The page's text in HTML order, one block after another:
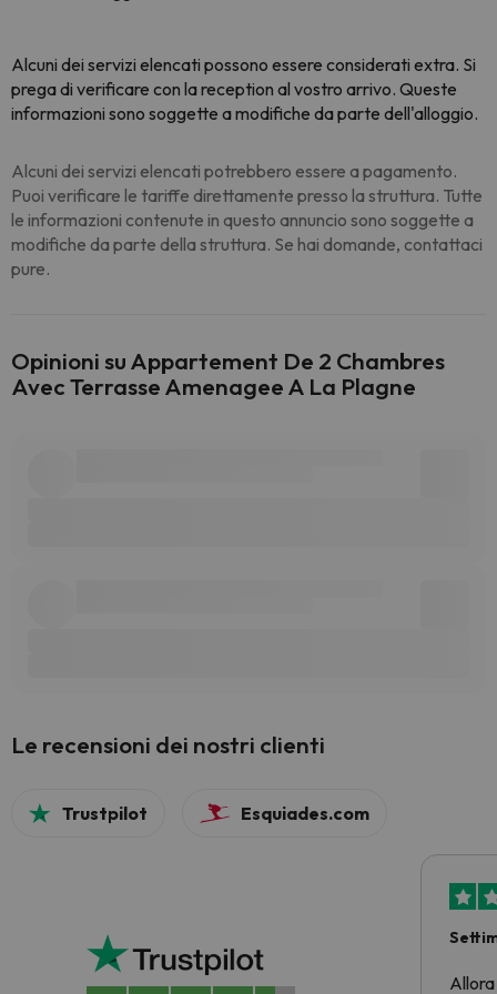
Alcuni dei servizi elencati possono essere considerati extra. Si
prega di verificare con la reception al vostro arrivo. Queste
informazioni sono soggette a modifiche da parte dell'alloggio.
Alcuni dei servizi elencati potrebbero essere a pagamento.
Puoi verificare le tariffe direttamente presso la struttura. Tutte
le informazioni contenute in questo annuncio sono soggette a
modifiche da parte della struttura. Se hai domande, contattaci
pure.
Opinioni su Appartement De 2 Chambres
Avec Terrasse Amenagee A La Plagne
Le recensioni dei nostri clienti
Trustpilot Esquiades.com
Allora